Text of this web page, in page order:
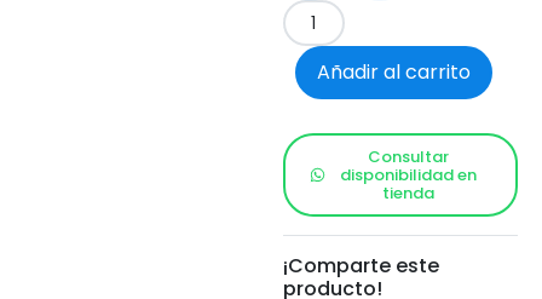
Añadir al carrito
Consultar
disponibilidad en
tienda
¡Comparte este
producto!